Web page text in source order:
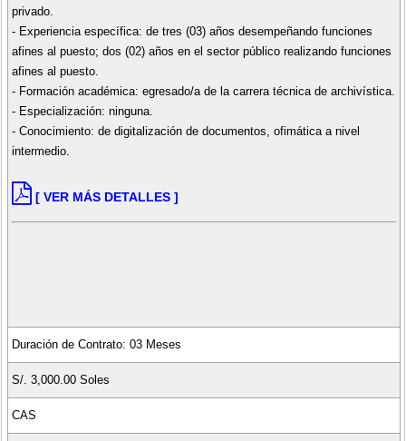
privado.
- Experiencia específica: de tres (03) años desempeñando funciones
afines al puesto; dos (02) años en el sector público realizando funciones
afines al puesto.
- Formación académica: egresado/a de la carrera técnica de archivística.
- Especialización: ninguna.
- Conocimiento: de digitalización de documentos, ofimática a nivel
intermedio.
[ VER MÁS DETALLES ]
Duración de Contrato: 03 Meses
S/. 3,000.00 Soles
CAS